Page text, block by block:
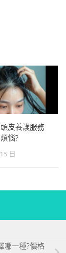
皮養護服務
惱?
日
哪一種?價格